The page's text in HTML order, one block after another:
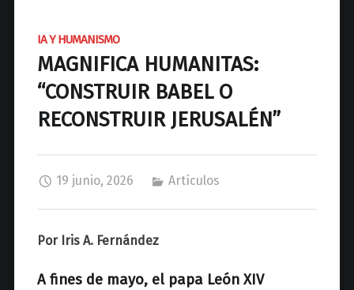
o
s
é
C
z
IA Y HUMANISMO
MAGNIFICA HUMANITAS:
“CONSTRUIR BABEL O
RECONSTRUIR JERUSALÉN”
19 junio, 2026 Artículos
Por Iris A. Fernández
A fines de mayo, el papa León XIV